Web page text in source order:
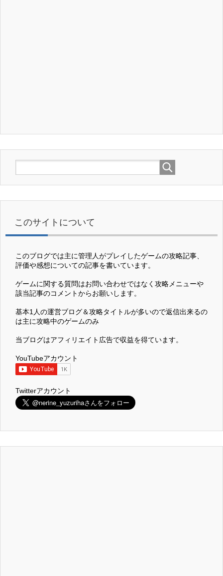
このサイトについて
このブログでは主に管理人がプレイしたゲームの攻略記事、
評価や感想についての記事を書いています。
ゲームに関する質問はお問い合わせではなく攻略メニューや
該当記事のコメントからお願いします。
基本1人の運営ブログ＆攻略タイトルが多いので返信出来るの
は主に攻略中のゲームのみ
当ブログはアフィリエイト広告で収益を得ています。
YouTubeアカウント
Twitterアカウント